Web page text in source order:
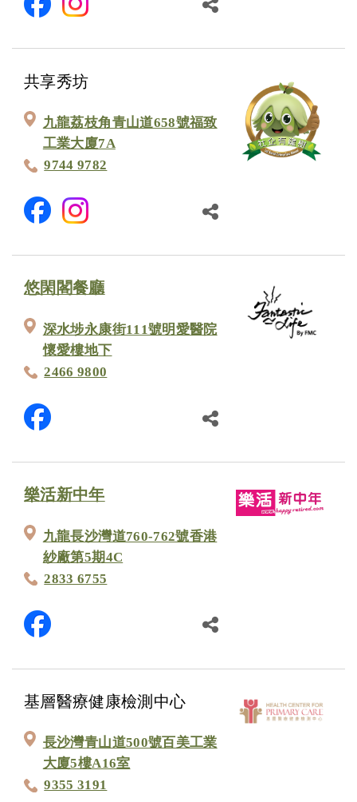
共享秀坊
九龍荔枝角青山道658號福致
工業大廈7A
9744 9782
悠閑閣餐廳
深水埗永康街111號明愛醫院
懷愛樓地下
2466 9800
樂活新中年
九龍長沙灣道760-762號香港
紗廠第5期4C
2833 6755
基層醫療健康檢測中心
長沙灣青山道500號百美工業
大廈5樓A16室
9355 3191